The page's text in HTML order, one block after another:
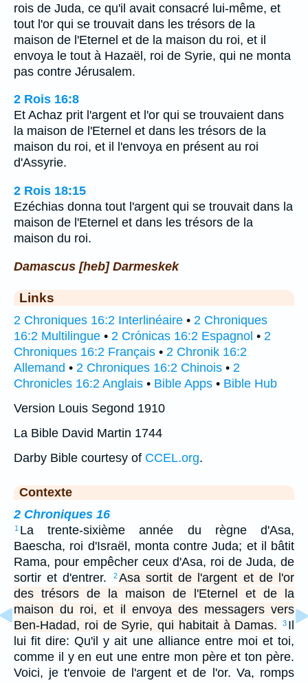
rois de Juda, ce qu'il avait consacré lui-même, et
tout l'or qui se trouvait dans les trésors de la
maison de l'Eternel et de la maison du roi, et il
envoya le tout à Hazaël, roi de Syrie, qui ne monta
pas contre Jérusalem.
2 Rois 16:8
Et Achaz prit l'argent et l'or qui se trouvaient dans
la maison de l'Eternel et dans les trésors de la
maison du roi, et il l'envoya en présent au roi
d'Assyrie.
2 Rois 18:15
Ezéchias donna tout l'argent qui se trouvait dans la
maison de l'Eternel et dans les trésors de la
maison du roi.
Damascus [heb] Darmeskek
Links
2 Chroniques 16:2 Interlinéaire • 2 Chroniques
16:2 Multilingue • 2 Crónicas 16:2 Espagnol • 2
Chroniques 16:2 Français • 2 Chronik 16:2
Allemand • 2 Chroniques 16:2 Chinois • 2
Chronicles 16:2 Anglais • Bible Apps • Bible Hub
Version Louis Segond 1910
La Bible David Martin 1744
Darby Bible courtesy of CCEL.org.
Contexte
2 Chroniques 16
1 La trente-sixième année du règne d'Asa,
Baescha, roi d'Israël, monta contre Juda; et il bâtit
Rama, pour empêcher ceux d'Asa, roi de Juda, de
sortir et d'entrer.
2Asa sortit de l'argent et de l'or
des trésors de la maison de l'Eternel et de la
maison du roi, et il envoya des messagers vers
Ben-Hadad, roi de Syrie, qui habitait à Damas.
3 Il
lui fit dire: Qu'il y ait une alliance entre moi et toi,
comme il y en eut une entre mon père et ton père.
Voici, je t'envoie de l'argent et de l'or. Va, romps